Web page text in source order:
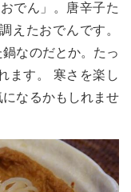
でん」。唐辛子た
えたおでんです。
鍋なのだとか。たっ
ます。 寒さを楽し
なるかもしれませ